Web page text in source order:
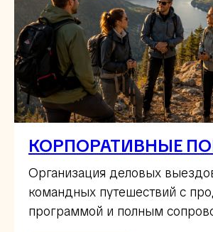
КОРПОРАТИВНЫЕ
Организация деловых
командных путешествий с
программой и полным